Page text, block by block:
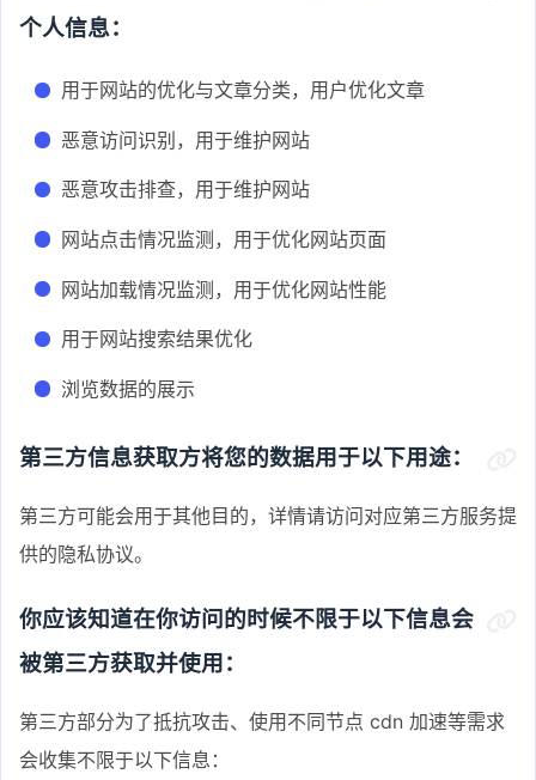
个人信息：
用于网站的优化与文章分类，用户优化文章
恶意访问识别，用于维护网站
恶意攻击排查，用于维护网站
网站点击情况监测，用于优化网站页面
网站加载情况监测，用于优化网站性能
用于网站搜索结果优化
浏览数据的展示
第三方信息获取方将您的数据用于以下用途：
第三方可能会用于其他目的，详情请访问对应第三方服务提
供的隐私协议。
你应该知道在你访问的时候不限于以下信息会
被第三方获取并使用：
第三方部分为了抵抗攻击、使用不同节点 cdn 加速等需求
会收集不限于以下信息：